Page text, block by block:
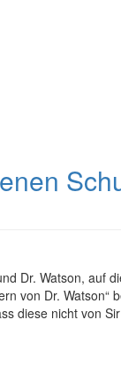
Dr. Watson, auf
von Dr. Watson“
diese nicht von